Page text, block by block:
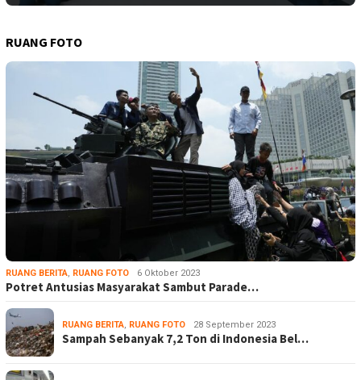
RUANG FOTO
RUANG BERITA, RUANG FOTO 6 Oktober 2023
Potret Antusias Masyarakat Sambut Parade…
RUANG BERITA, RUANG FOTO 28 September 2023
Sampah Sebanyak 7,2 Ton di Indonesia Bel…